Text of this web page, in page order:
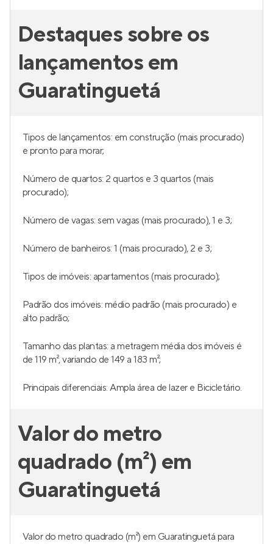
Destaques sobre os
lançamentos em
Guaratinguetá
Tipos de lançamentos: em construção (mais procurado)
e pronto para morar;
Número de quartos: 2 quartos e 3 quartos (mais
procurado);
Número de vagas: sem vagas (mais procurado), 1 e 3;
Número de banheiros: 1 (mais procurado), 2 e 3;
Tipos de imóveis: apartamentos (mais procurado);
Padrão dos imóveis: médio padrão (mais procurado) e
alto padrão;
Tamanho das plantas: a metragem média dos imóveis é
de 119 m², variando de 149 a 183 m²;
Principais diferenciais: Ampla área de lazer e Bicicletário.
Valor do metro
quadrado (m²) em
Guaratinguetá
Valor do metro quadrado (m²) em Guaratinguetá para